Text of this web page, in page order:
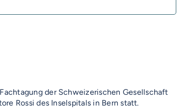
der Schweizerischen Gesellschaft
Rossi des Inselspitals in Bern statt.